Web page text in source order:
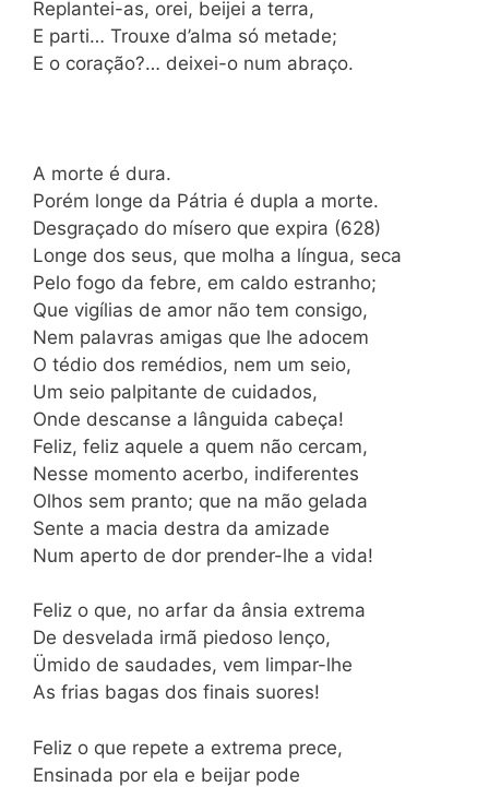
Replantei-as, orei, beijei a terra,
E parti… Trouxe d’alma só metade;
E o coração?… deixei-o num abraço.
A morte é dura.
Porém longe da Pátria é dupla a morte.
Desgraçado do mísero que expira (628)
Longe dos seus, que molha a língua, seca
Pelo fogo da febre, em caldo estranho;
Que vigílias de amor não tem consigo,
Nem palavras amigas que lhe adocem
O tédio dos remédios, nem um seio,
Um seio palpitante de cuidados,
Onde descanse a lânguida cabeça!
Feliz, feliz aquele a quem não cercam,
Nesse momento acerbo, indiferentes
Olhos sem pranto; que na mão gelada
Sente a macia destra da amizade
Num aperto de dor prender-lhe a vida!
Feliz o que, no arfar da ânsia extrema
De desvelada irmã piedoso lenço,
Ümido de saudades, vem limpar-lhe
As frias bagas dos finais suores!
Feliz o que repete a extrema prece,
Ensinada por ela e beijar pode